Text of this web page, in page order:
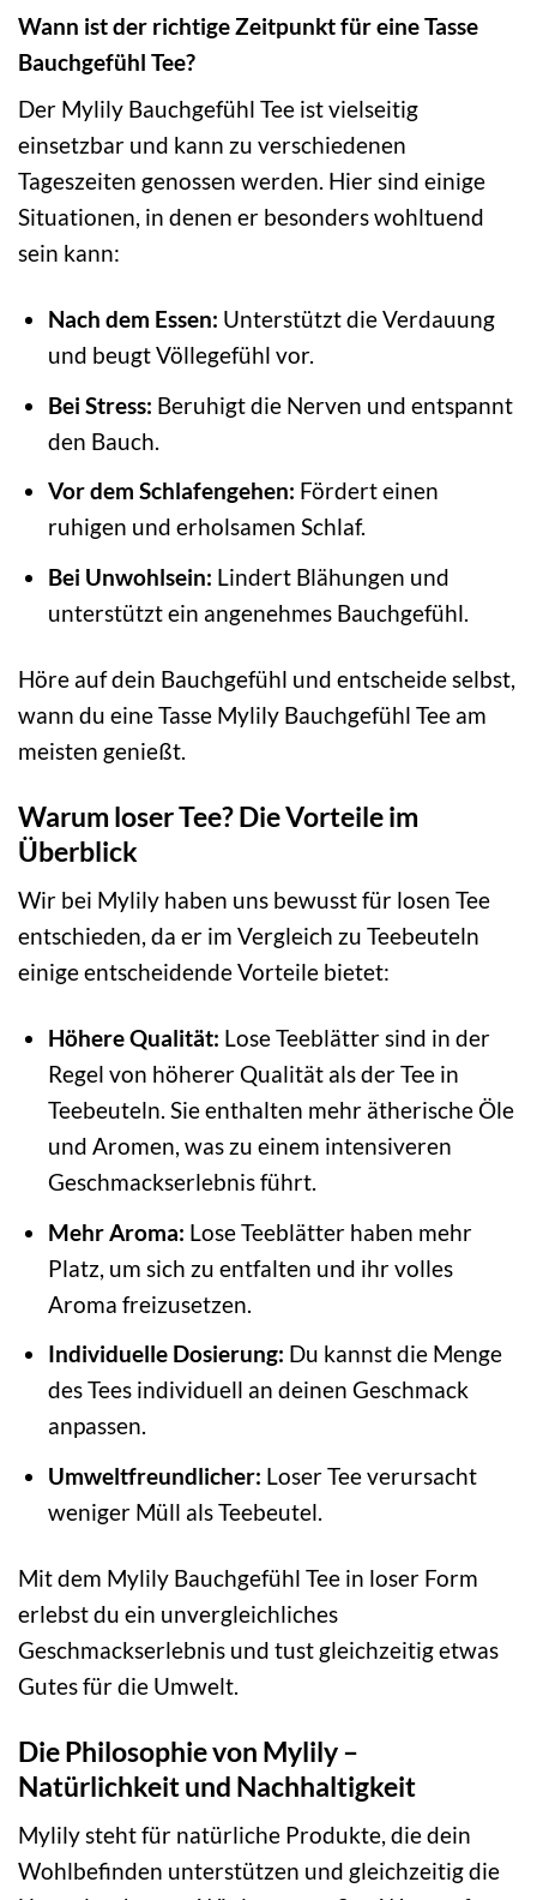
Wann ist der richtige Zeitpunkt für eine Tasse
Bauchgefühl Tee?
Der Mylily Bauchgefühl Tee ist vielseitig
einsetzbar und kann zu verschiedenen
Tageszeiten genossen werden. Hier sind einige
Situationen, in denen er besonders wohltuend
sein kann:
Nach dem Essen: Unterstützt die Verdauung
und beugt Völlegefühl vor.
Bei Stress: Beruhigt die Nerven und entspannt
den Bauch.
Vor dem Schlafengehen: Fördert einen
ruhigen und erholsamen Schlaf.
Bei Unwohlsein: Lindert Blähungen und
unterstützt ein angenehmes Bauchgefühl.
Höre auf dein Bauchgefühl und entscheide selbst,
wann du eine Tasse Mylily Bauchgefühl Tee am
meisten genießt.
Warum loser Tee? Die Vorteile im
Überblick
Wir bei Mylily haben uns bewusst für losen Tee
entschieden, da er im Vergleich zu Teebeuteln
einige entscheidende Vorteile bietet:
Höhere Qualität: Lose Teeblätter sind in der
Regel von höherer Qualität als der Tee in
Teebeuteln. Sie enthalten mehr ätherische Öle
und Aromen, was zu einem intensiveren
Geschmackserlebnis führt.
Mehr Aroma: Lose Teeblätter haben mehr
Platz, um sich zu entfalten und ihr volles
Aroma freizusetzen.
Individuelle Dosierung: Du kannst die Menge
des Tees individuell an deinen Geschmack
anpassen.
Umweltfreundlicher: Loser Tee verursacht
weniger Müll als Teebeutel.
Mit dem Mylily Bauchgefühl Tee in loser Form
erlebst du ein unvergleichliches
Geschmackserlebnis und tust gleichzeitig etwas
Gutes für die Umwelt.
Die Philosophie von Mylily –
Natürlichkeit und Nachhaltigkeit
Mylily steht für natürliche Produkte, die dein
Wohlbefinden unterstützen und gleichzeitig die